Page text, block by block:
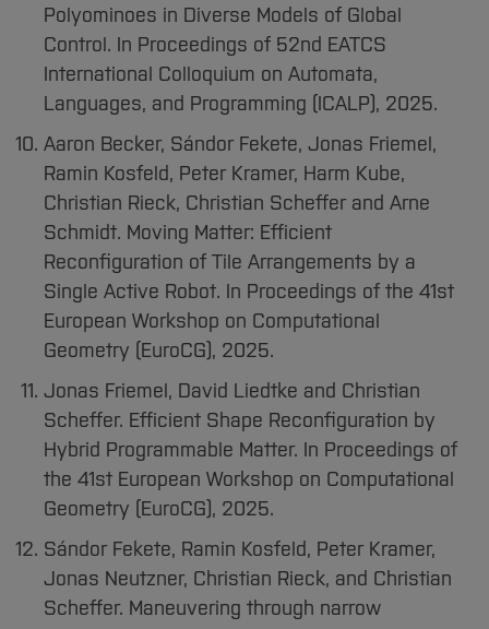
Polyominoes in Diverse Models of Global
Control. In Proceedings of 52nd EATCS
International Colloquium on Automata,
Languages, and Programming (ICALP), 2025.
Aaron Becker, Sándor Fekete, Jonas Friemel,
Ramin Kosfeld, Peter Kramer, Harm Kube,
Christian Rieck, Christian Scheffer and Arne
Schmidt. Moving Matter: Efficient
Reconfiguration of Tile Arrangements by a
Single Active Robot. In Proceedings of the 41st
European Workshop on Computational
Geometry (EuroCG), 2025.
Jonas Friemel, David Liedtke and Christian
Scheffer. Efficient Shape Reconfiguration by
Hybrid Programmable Matter. In Proceedings of
the 41st European Workshop on Computational
Geometry (EuroCG), 2025.
Sándor Fekete, Ramin Kosfeld, Peter Kramer,
Jonas Neutzner, Christian Rieck, and Christian
Scheffer. Maneuvering through narrow